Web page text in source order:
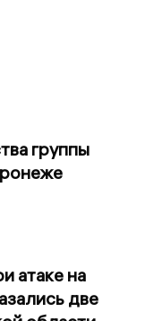
группы
атаке на
две